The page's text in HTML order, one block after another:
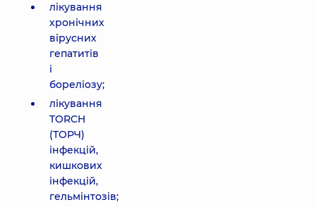
лікування
хронічних
вірусних
гепатитів
і
бореліозу;
лікування
TORCH
(ТОРЧ)
інфекцій,
кишкових
інфекцій,
гельмінтозів;